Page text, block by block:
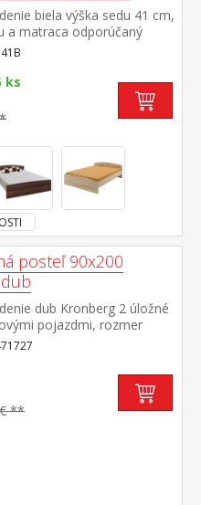
biela výška sedu 41 cm,
a matraca odporúčaný
160 × 200 cm alebo 2 kusy
rošt R2 k dvojlôžku možné
147A
ks
posteľ 90x200
dub Kronberg 2 úložné
pojazdmi, rozmer
56 × 11 × 34 cm rozmer niky
× 26 cm, zásuvky a nika sú v
nie sú v cene,
matraca 90 × 200 cm k
použiť samonosný rošt v
cm (7154 alebo
maximálna nosnosť 100
**